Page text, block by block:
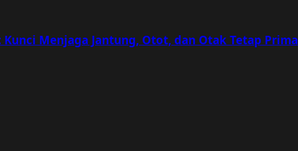
Menjaga Jantung, Otot, dan Otak Tetap Prima